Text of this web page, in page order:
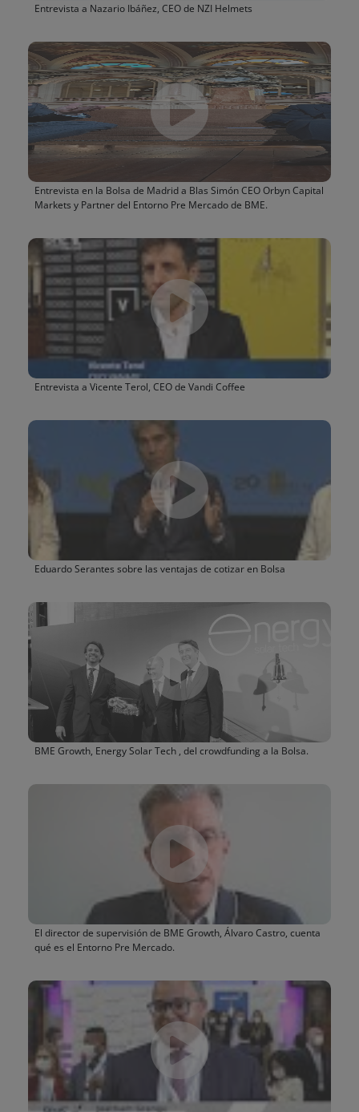
Entrevista a Nazario Ibáñez, CEO de NZI Helmets
Entrevista en la Bolsa de Madrid a Blas Simón CEO Orbyn Capital
Markets y Partner del Entorno Pre Mercado de BME.
Entrevista a Vicente Terol, CEO de Vandi Coffee
Eduardo Serantes sobre las ventajas de cotizar en Bolsa
BME Growth, Energy Solar Tech , del crowdfunding a la Bolsa.
El director de supervisión de BME Growth, Álvaro Castro, cuenta
qué es el Entorno Pre Mercado.